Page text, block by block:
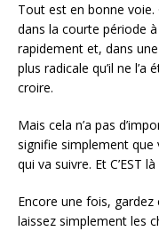
Tout est en bonne voie.
dans la courte période
rapidement et, dans
plus radicale qu’il ne l’a
croire.
Mais cela n’a pas
signifie simplement que
qui va suivre. Et C’EST
Encore une fois,
laissez simplement les